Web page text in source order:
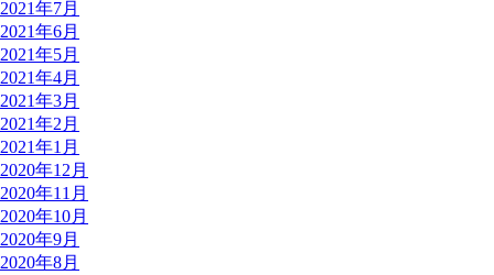
2021年7月
2021年6月
2021年5月
2021年4月
2021年3月
2021年2月
2021年1月
2020年12月
2020年11月
2020年10月
2020年9月
2020年8月